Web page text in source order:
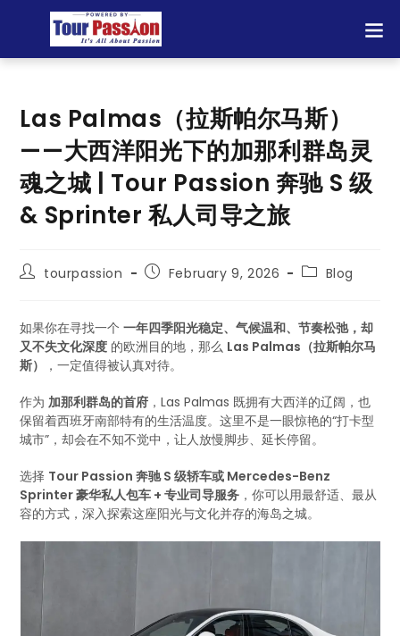
Las Palmas（拉斯帕尔马斯）
——大西洋阳光下的加那利群岛灵
魂之城 | Tour Passion 奔驰 S 级
& Sprinter 私人司导之旅
tourpassion February 9, 2026 Blog
如果你在寻找一个一年四季阳光稳定、气候温和、节奏松弛，却
又不失文化深度 的欧洲目的地，那么 Las Palmas（拉斯帕尔马
斯）
，一定值得被认真对待。
作为加那利群岛的首府 ，Las Palmas 既拥有大西洋的辽阔，也
保留着西班牙南部特有的生活温度。这里不是一眼惊艳的“打卡型
城市”，却会在不知不觉中，让人放慢脚步、延长停留。
选择 Tour Passion 奔驰 S 级轿车或 Mercedes-Benz
Sprinter 豪华私人包车 + 专业司导服务 ，你可以用最舒适、最从
容的方式，深入探索这座阳光与文化并存的海岛之城。